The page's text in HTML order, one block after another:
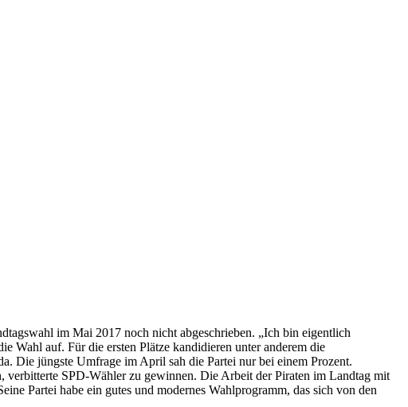
im Mai 2017 noch nicht abgeschrieben. „Ich bin eigentlich
Wahl auf. Für die ersten Plätze kandidieren unter anderem die
Die jüngste Umfrage im April sah die Partei nur bei einem Prozent.
SPD-Wähler zu gewinnen. Die Arbeit der Piraten im Landtag mit
Partei habe ein gutes und modernes Wahlprogramm, das sich von den